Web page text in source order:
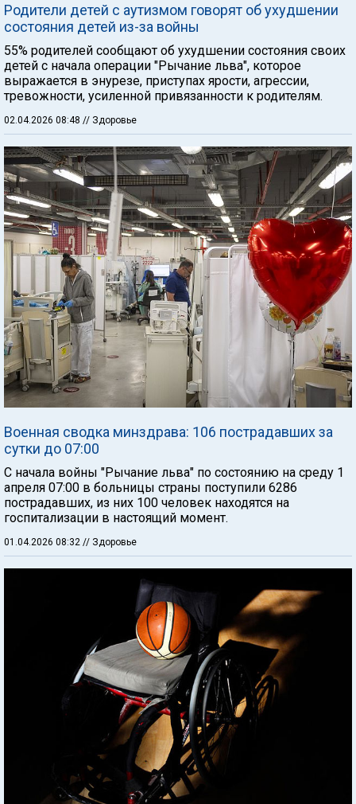
Родители детей с аутизмом говорят об ухудшении
состояния детей из-за войны
55% родителей сообщают об ухудшении состояния своих
детей с начала операции "Рычание льва", которое
выражается в энурезе, приступах ярости, агрессии,
тревожности, усиленной привязанности к родителям.
02.04.2026 08:48 // Здоровье
Военная сводка минздрава: 106 пострадавших за
сутки до 07:00
С начала войны "Рычание льва" по состоянию на среду 1
апреля 07:00 в больницы страны поступили 6286
пострадавших, из них 100 человек находятся на
госпитализации в настоящий момент.
01.04.2026 08:32 // Здоровье